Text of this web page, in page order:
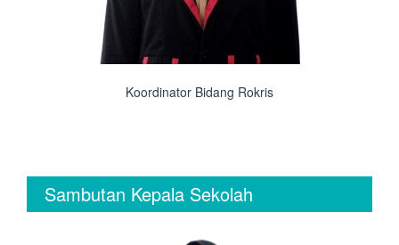
Koordinator Bidang Rokris
Sambutan Kepala Sekolah